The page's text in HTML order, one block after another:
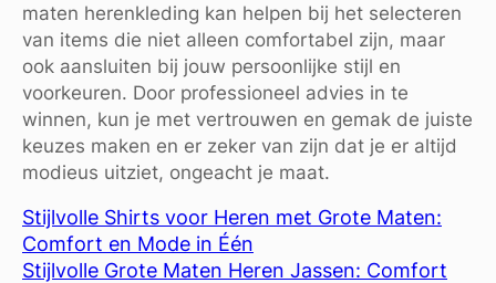
maten herenkleding kan helpen bij het selecteren
van items die niet alleen comfortabel zijn, maar
ook aansluiten bij jouw persoonlijke stijl en
voorkeuren. Door professioneel advies in te
winnen, kun je met vertrouwen en gemak de juiste
keuzes maken en er zeker van zijn dat je er altijd
modieus uitziet, ongeacht je maat.
Stijlvolle Shirts voor Heren met Grote Maten:
Comfort en Mode in Één
Stijlvolle Grote Maten Heren Jassen: Comfort